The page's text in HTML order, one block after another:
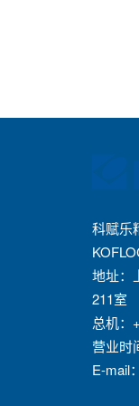
科赋乐
地址：
211室
总机：
营业时
E-mail：